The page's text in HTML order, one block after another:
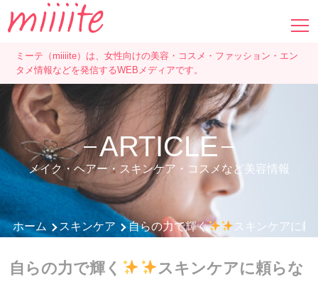
ミーテ（miiiite）は、女性向けの美容・コスメ・ファッション・エン
タメ情報などを発信するWEBメディアです。
ARTICLE
メイク・ヘアー・スキンケア・コスメなど美容情報
ホーム スキンケア 自らの力で輝く スキンケアに
自らの力で輝く
スキンケアに頼らな